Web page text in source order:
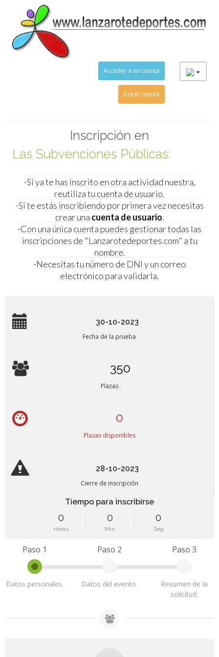
Acceder a su cuenta
Crear cuenta
Inscripción en
Las Subvenciones Públicas:
Deportivas [30 octubre 2023]
el evento
-Si ya te has inscrito en otra actividad nuestra,
reutiliza tu cuenta de usuario.
-Si te estás inscribiendo por primera vez necesitas
crear una cuenta de usuario.
-Con una única cuenta puedes gestionar todas las
inscripciones de "Lanzarotedeportes.com" a tu
nombre.
-Necesitas tu número de DNI y un correo
electrónico para validarla.
30-10-2023
Fecha de la prueba
350
Plazas
0
Plazas disponibles
28-10-2023
Cierre de inscripción
Tiempo para inscribirse
0
Horas
0
Min
0
Seg
Paso 1
Datos personales.
Paso 2
Datos del evento.
Paso 3
Resumen de la
solicitud.